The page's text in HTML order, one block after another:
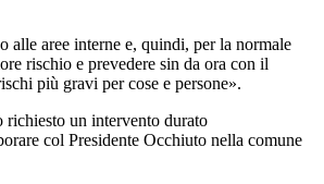
alle aree interne e, quindi, per la normale
rischio e prevedere sin da ora con il
più gravi per cose e persone».
richiesto un intervento durato
col Presidente Occhiuto nella comune